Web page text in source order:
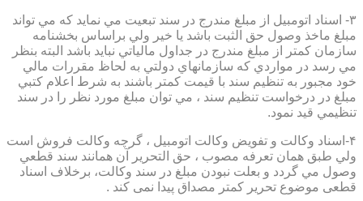
۳- اسناد اتومبيل از مبلغ مندرج در سند تبعيت مي نمايد كه مي تواند
مبلغ ماخذ وصول حق الثبت باشد يا خير ولي براساس بخشنامه
سازمان كمتر از مبلغ مندرج در جداول مالياتي نبايد باشد البته بنظر
مي رسد در مواردي كه سازمانهاي دولتي به لحاظ مقررات مالي
خود مجبور به تنظيم سند با قيمت كمتر باشند به شرط اعلام كتبي
مبلغ در درخواست تنظيم سند ، مي توان مبلغ مورد نظر را در سند
تنظيمي قيد نمود.
۴-اسناد وكالت و تفويض وكالت اتومبيل ، گرچه وكالت فروش است
ولي طبق همان تعرفه مصوب ، حق التحرير آن همانند سند قطعي
وصول مي گردد و بعلت نبودن مبلغ در سند وكالت، برخلاف اسناد
قطعی موضوع تحریر کمتر مصداق پیدا نمی کند .